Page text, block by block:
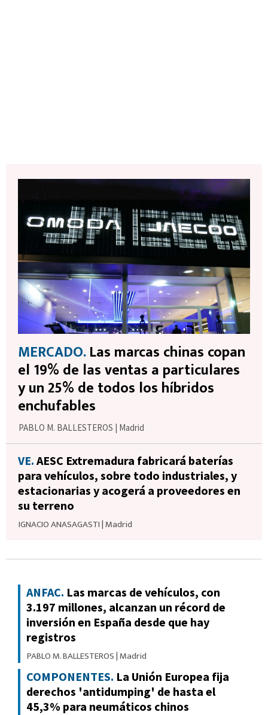
MERCADO.Las marcas chinas copan
el 19% de las ventas a particulares
y un 25% de todos los híbridos
enchufables
PABLO M. BALLESTEROS | Madrid
VE. AESC Extremadura fabricará baterías
para vehículos, sobre todo industriales, y
estacionarias y acogerá a proveedores en
su terreno
IGNACIO ANASAGASTI|Madrid
ANFAC. Las marcas de vehículos, con
3.197 millones, alcanzan un récord de
inversión en España desde que hay
registros
PABLO M. BALLESTEROS|Madrid
COMPONENTES. La Unión Europea fija
derechos 'antidumping' de hasta el
45,3% para neumáticos chinos